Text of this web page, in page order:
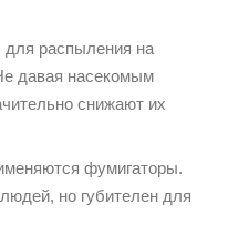
распыления на
давая насекомым
снижают их
фумигаторы.
но губителен для